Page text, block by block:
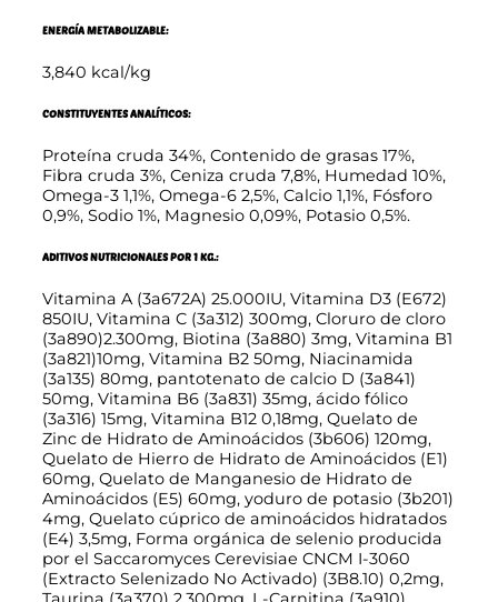
ENERGÍA METABOLIZABLE:
3,840 kcal/kg
CONSTITUYENTES ANALÍTICOS:
Proteína cruda 34%, Contenido de grasas 17%,
Fibra cruda 3%, Ceniza cruda 7,8%, Humedad 10%,
Omega-3 1,1%, Omega-6 2,5%, Calcio 1,1%, Fósforo
0,9%, Sodio 1%, Magnesio 0,09%, Potasio 0,5%.
ADITIVOS NUTRICIONALES POR 1 KG.:
Vitamina A (3a672A) 25.000IU, Vitamina D3 (E672)
850IU, Vitamina C (3a312) 300mg, Cloruro de cloro
(3a890)2.300mg, Biotina (3a880) 3mg, Vitamina B1
(3a821)10mg, Vitamina B2 50mg, Niacinamida
(3a135) 80mg, pantotenato de calcio D (3a841)
50mg, Vitamina B6 (3a831) 35mg, ácido fólico
(3a316) 15mg, Vitamina B12 0,18mg, Quelato de
Zinc de Hidrato de Aminoácidos (3b606) 120mg,
Quelato de Hierro de Hidrato de Aminoácidos (E1)
60mg, Quelato de Manganesio de Hidrato de
Aminoácidos (E5) 60mg, yoduro de potasio (3b201)
4mg, Quelato cúprico de aminoácidos hidratados
(E4) 3,5mg, Forma orgánica de selenio producida
por el Saccaromyces Cerevisiae CNCM I-3060
(Extracto Selenizado No Activado) (3B8.10) 0,2mg,